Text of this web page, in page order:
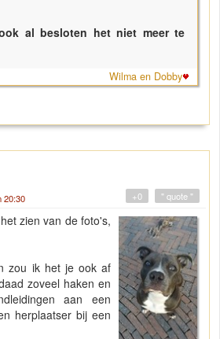
al besloten het niet meer te
Wilma en Dobby
20:30 " quote "
+0
zien van de foto's,
zou ik het je ook af
zoveel haken en
aan een
herplaatser bij een